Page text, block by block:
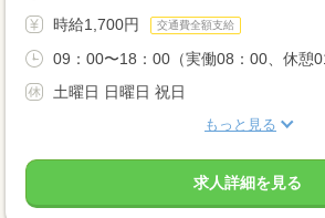
時給1,700円 交通費全額支給
09：00〜18：00（実働08：00、休憩
土曜日 日曜日 祝日
もっと見る
求人詳細を見る